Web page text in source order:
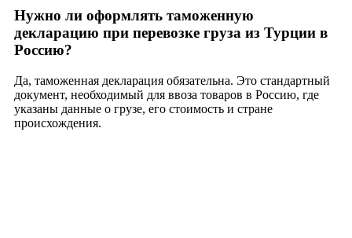
Нужно ли оформлять таможенную
декларацию при перевозке груза из Турции в
Россию?
Да, таможенная декларация обязательна. Это стандартный
документ, необходимый для ввоза товаров в Россию, где
указаны данные о грузе, его стоимость и стране
происхождения.